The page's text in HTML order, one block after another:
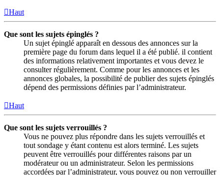
Haut
Que sont les sujets épinglés ?
Un sujet épinglé apparaît en dessous des annonces sur la
première page du forum dans lequel il a été publié. il contient
des informations relativement importantes et vous devez le
consulter régulièrement. Comme pour les annonces et les
annonces globales, la possibilité de publier des sujets épinglés
dépend des permissions définies par l’administrateur.
Haut
Que sont les sujets verrouillés ?
Vous ne pouvez plus répondre dans les sujets verrouillés et
tout sondage y étant contenu est alors terminé. Les sujets
peuvent être verrouillés pour différentes raisons par un
modérateur ou un administrateur. Selon les permissions
accordées par l’administrateur, vous pouvez ou non verrouiller